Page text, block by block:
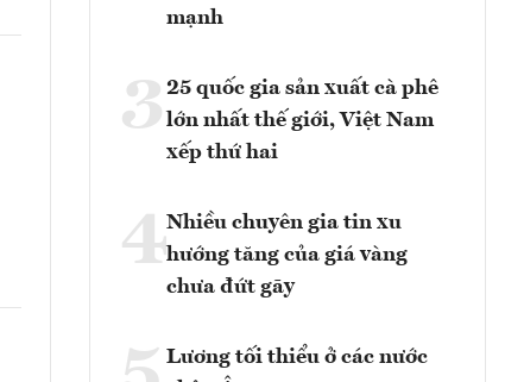
mạnh
3 25 quốc gia sản xuất cà phê
lớn nhất thế giới, Việt Nam
xếp thứ hai
4Nhiều chuyên gia tin xu
hướng tăng của giá vàng
chưa đứt gãy
Lương tối thiểu ở các nước